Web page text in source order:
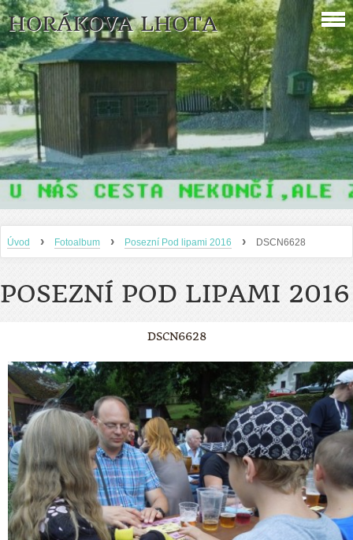
HORÁKOVA LHOTA
Úvod › Fotoalbum › Posezní Pod lipami 2016 › DSCN6628
POSEZNÍ POD LIPAMI 2016
DSCN6628